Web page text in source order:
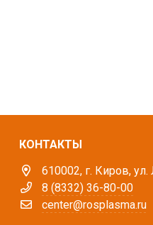
КОНТАКТЫ
610002, г. Киров,
8 (8332) 36-80-00
center@rosplasma.ru